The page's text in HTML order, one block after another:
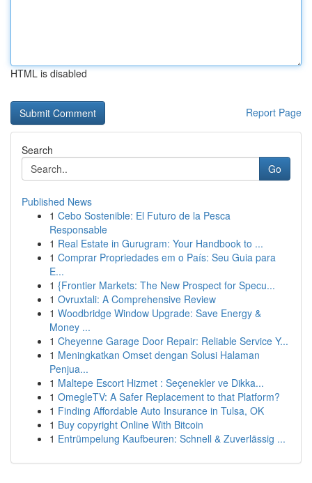
HTML is disabled
Report Page
Search
Go
Published News
1 Cebo Sostenible: El Futuro de la Pesca
Responsable
1 Real Estate in Gurugram: Your Handbook to ...
1 Comprar Propriedades em o País: Seu Guia para
E...
1 {Frontier Markets: The New Prospect for Specu...
1 Ovruxtali: A Comprehensive Review
1 Woodbridge Window Upgrade: Save Energy &
Money ...
1 Cheyenne Garage Door Repair: Reliable Service Y...
1 Meningkatkan Omset dengan Solusi Halaman
Penjua...
1 Maltepe Escort Hizmet : Seçenekler ve Dikka...
1 OmegleTV: A Safer Replacement to that Platform?
1 Finding Affordable Auto Insurance in Tulsa, OK
1 Buy copyright Online With Bitcoin
1 Entrümpelung Kaufbeuren: Schnell & Zuverlässig ...